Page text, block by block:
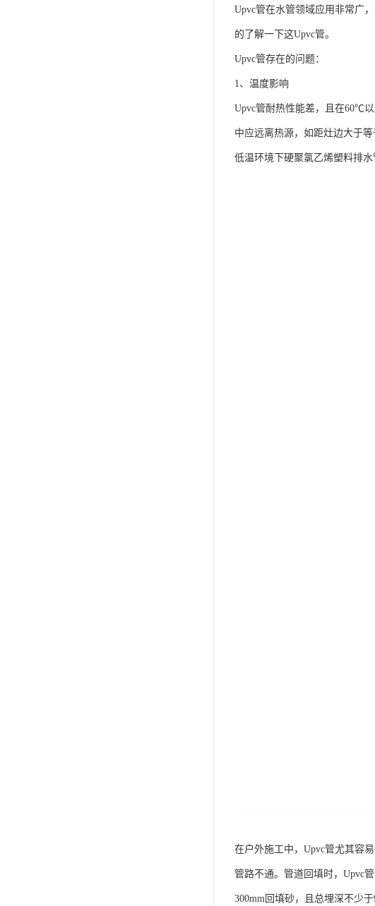
Upvc管在水管领域应用非常广
的了解一下这Upvc管。
Upvc管存在的问题：
1、温度影响
Upvc管耐热性能差，且在60℃
中应远离热源，如距灶边大于
低温环境下硬聚氯乙烯塑料排
在户外施工中，Upvc管尤其容
管路不通。管道回填时，Upvc
300mm回填砂，且总埋深不少